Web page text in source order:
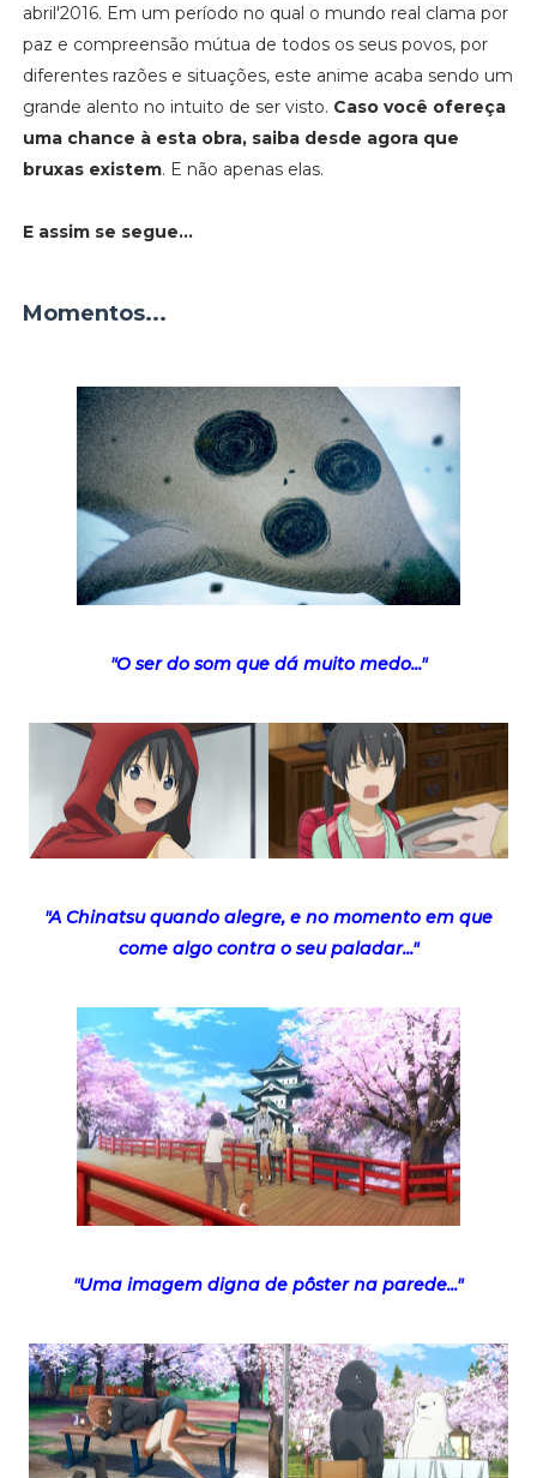
abril'2016. Em um período no qual o mundo real clama por
paz e compreensão mútua de todos os seus povos, por
diferentes razões e situações, este anime acaba sendo um
grande alento no intuito de ser visto. Caso você ofereça
uma chance à esta obra, saiba desde agora que
bruxas existem. E não apenas elas.
E assim se segue...
Momentos...
"O ser do som que dá muito medo..."
"A Chinatsu quando alegre, e no momento em que
come algo contra o seu paladar..."
"Uma imagem digna de pôster na parede..."